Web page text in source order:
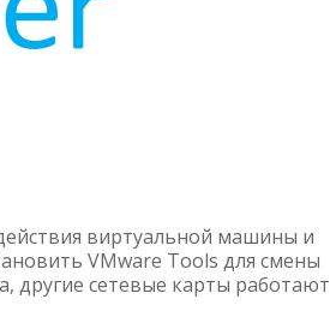
виртуальной машины и
VMware Tools для смены
другие сетевые карты работают